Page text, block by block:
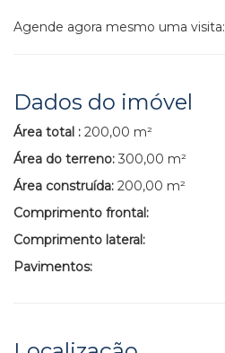
Agende agora mesmo uma visita:
Dados do imóvel
Área total : 200,00 m²
Área do terreno: 300,00 m²
Área construída: 200,00 m²
Comprimento frontal:
Comprimento lateral:
Pavimentos: